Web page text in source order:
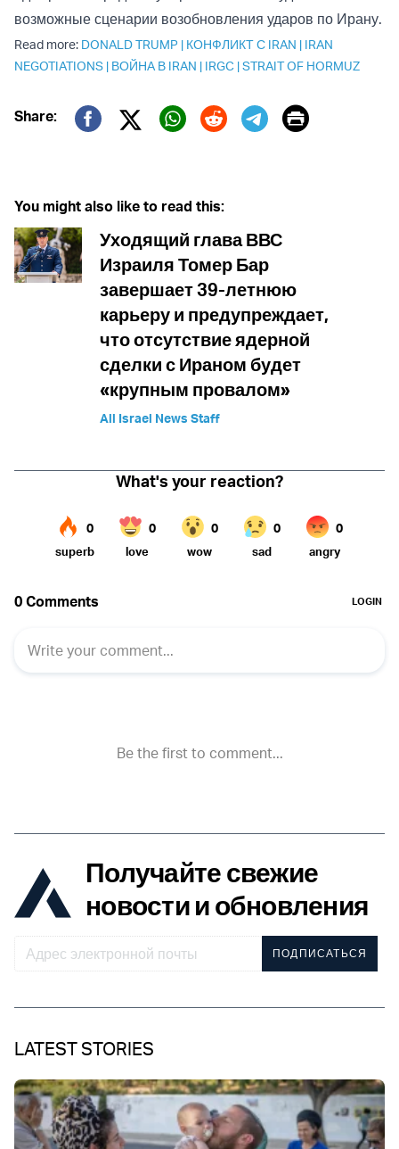
возможные сценарии возобновления ударов по Ирану.
Read more: DONALD TRUMP | КОНФЛИКТ С IRAN | IRAN
NEGOTIATIONS | ВОЙНА В IRAN | IRGC |STRAIT OF HORMUZ
Share:
Twitter (X)
Print
You might also like to read this:
Уходящий глава ВВС
Израиля Томер Бар
завершает 39-летнюю
карьеру и предупреждает,
что отсутствие ядерной
сделки с Ираном будет
«крупным провалом»
All Israel News Staff
Получайте свежие
новости и обновления
ПОДПИСАТЬСЯ
LATEST STORIES